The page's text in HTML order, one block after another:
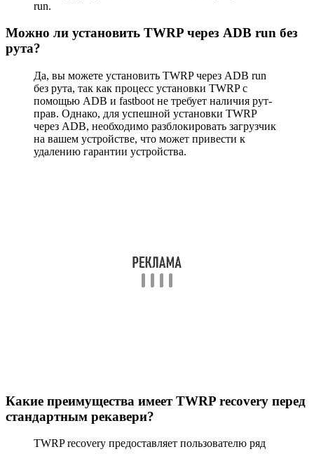
run.
Можно ли установить TWRP через ADB run без
рута?
Да, вы можете установить TWRP через ADB run
без рута, так как процесс установки TWRP с
помощью ADB и fastboot не требует наличия рут-
прав. Однако, для успешной установки TWRP
через ADB, необходимо разблокировать загрузчик
на вашем устройстве, что может привести к
удалению гарантии устройства.
Какие преимущества имеет TWRP recovery перед
стандартным рекавери?
TWRP recovery предоставляет пользователю ряд